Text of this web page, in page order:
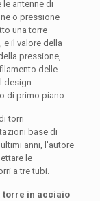
antenne di
o pressione
una torre
e il valore della
pressione,
delle
design
di primo piano.
torri
base di
anni, l'autore
le
a tre tubi.
torre in acciaio